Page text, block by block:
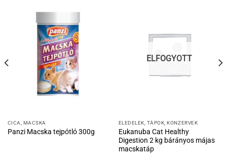
CICA, MACSKA
Panzi Macska tejpótló 300g
ELFOGYOTT
ELEDELEK, TÁPOK, KONZERVEK
Eukanuba Cat Healthy
Digestion 2 kg bárányos májas
macskatáp